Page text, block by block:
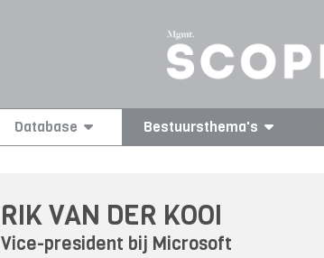
Database Bestuursthema's
RIK VAN DER KOOI
Vice-president bij Microsoft